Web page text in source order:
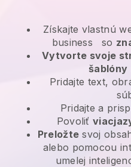
Získajte vlastnú
business
so
Vytvorte svoje
šablóny
Pridajte text,
Pridajte a
Povoliť
Preložte svoj
alebo pomocou
umelej